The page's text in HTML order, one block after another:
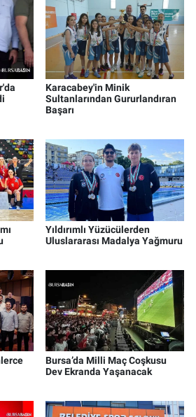
Karacabey'in Minik
Sultanlarından Gururlandıran
Başarı
Yıldırımlı Yüzücülerden
Uluslararası Madalya Yağmuru
Bursa’da Milli Maç Coşkusu
Dev Ekranda Yaşanacak